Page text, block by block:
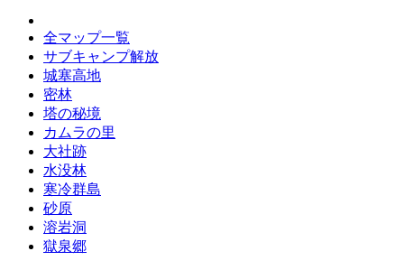
全マップ一覧
サブキャンプ解放
城塞高地
密林
塔の秘境
カムラの里
大社跡
水没林
寒冷群島
砂原
溶岩洞
獄泉郷